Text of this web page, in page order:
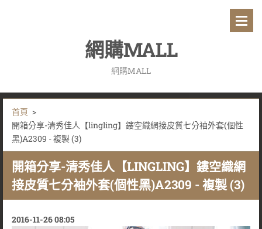
網購MALL
網購MALL
首頁 >
開箱分享-清秀佳人【lingling】鏤空織網接皮質七分袖外套(個性
黑)A2309 - 複製 (3)
開箱分享-清秀佳人【LINGLING】鏤空織網
接皮質七分袖外套(個性黑)A2309 - 複製 (3)
2016-11-26 08:05